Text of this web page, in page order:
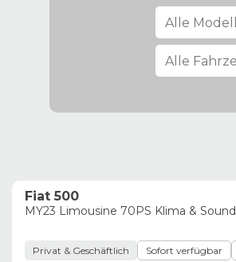
Fiat 500
MY23 Limousine 70PS Klima & Sound
Privat & Geschäftlich Sofort verfügbar